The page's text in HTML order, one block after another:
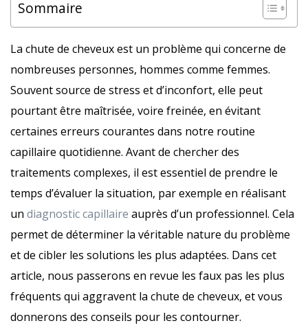
Sommaire
La chute de cheveux est un problème qui concerne de
nombreuses personnes, hommes comme femmes.
Souvent source de stress et d’inconfort, elle peut
pourtant être maîtrisée, voire freinée, en évitant
certaines erreurs courantes dans notre routine
capillaire quotidienne. Avant de chercher des
traitements complexes, il est essentiel de prendre le
temps d’évaluer la situation, par exemple en réalisant
un diagnostic capillaire auprès d’un professionnel. Cela
permet de déterminer la véritable nature du problème
et de cibler les solutions les plus adaptées. Dans cet
article, nous passerons en revue les faux pas les plus
fréquents qui aggravent la chute de cheveux, et vous
donnerons des conseils pour les contourner.